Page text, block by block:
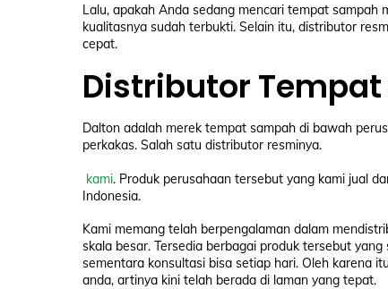
Lalu, apakah Anda sedang mencari tempat sampah
kualitasnya sudah terbukti. Selain itu, distributor
cepat.
Distributor
Dalton adalah merek tempat sampah di bawah
perkakas. Salah satu distributor resminya.
kami. Produk perusahaan tersebut yang kami jual
Indonesia.
Kami memang telah berpengalaman dalam
skala besar. Tersedia berbagai produk tersebut
sementara konsultasi bisa setiap hari. Oleh karena
anda, artinya kini telah berada di laman yang tepat.